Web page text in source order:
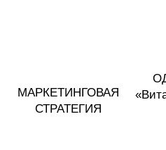
МАРКЕТИНГОВАЯ
СТРАТЕГИЯ